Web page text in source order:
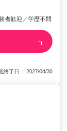
者歓迎／学歴不問
了日： 2027/04/30